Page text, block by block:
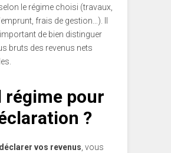
le régime choisi (travaux,
frais de gestion…). Il
de bien distinguer
bruts des revenus nets
régime pour
?
déclarer vos revenus, vous